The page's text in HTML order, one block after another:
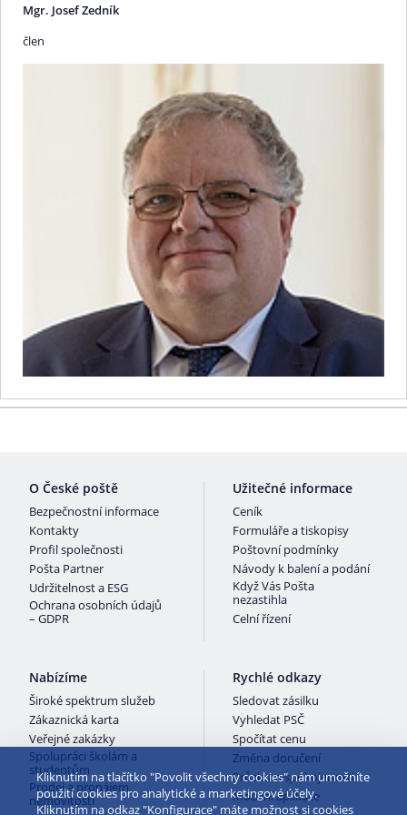
Mgr. Josef Zedník
člen
O České poště
Bezpečnostní informace
Kontakty
Profil společnosti
Pošta Partner
Udržitelnost a ESG
Ochrana osobních údajů
– GDPR
Užitečné informace
Ceník
Formuláře a tiskopisy
Poštovní podmínky
Návody k balení a podání
Když Vás Pošta
nezastihla
Celní řízení
Nabízíme
Široké spektrum služeb
Zákaznická karta
Veřejné zakázky
Spolupráci školám a
studentům
Prodej a pronájem
nemovitostí
Rychlé odkazy
Sledovat zásilku
Vyhledat PSČ
Spočítat cenu
Změna doručení
Průzkum spokojenosti
Mobilní aplikace
Kliknutím na tlačítko "Povolit všechny cookies" nám umožníte
použití cookies pro analytické a marketingové účely.
Kliknutím na odkaz "Konfigurace" máte možnost si cookies